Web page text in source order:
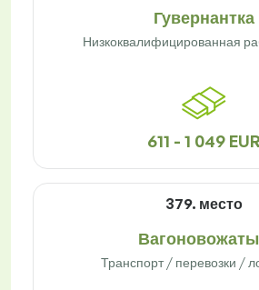
Гувернантка
Низкоквалифицированная
611 - 1 049 EUR
379. место
Транспорт / перевозки /